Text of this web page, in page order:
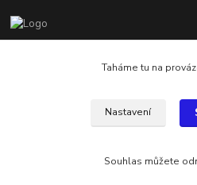
info@armygalanterie.cz
Všechny obrázky, popisky a texty
Taháme tu na
Nastavení
Souhlas můžete